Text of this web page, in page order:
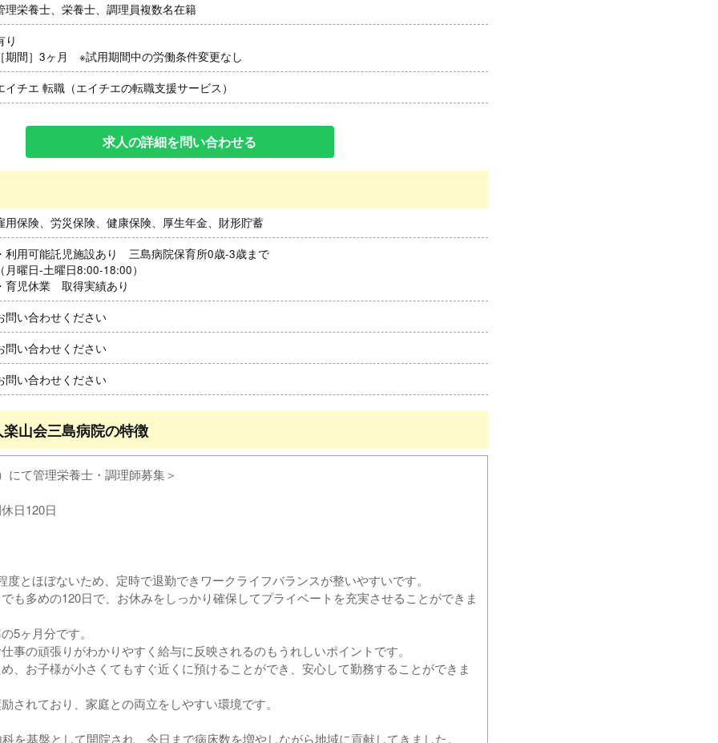
理栄養士、栄養士、調理員複数名在籍
り
［期間］3ヶ月 ※試用期間中の労働条件変更なし
イチエ 転職（エイチエの転職支援サービス）
求人の詳細を問い合わせる
用保険、労災保険、健康保険、厚生年金、財形貯蓄
・利用可能託児施設あり 三島病院保育所0歳-3歳まで
（月曜日‐土曜日8:00-18:00）
・育児休業 取得実績あり
問い合わせください
問い合わせください
問い合わせください
山会三島病院の特徴
にて管理栄養士・調理師募集＞
日120日
度とほぼないため、定時で退勤できワークライフバランスが整いやすいです。
も多めの120日で、お休みをしっかり確保してプライベートを充実させることができま
5ヶ月分です。
事の頑張りがわかりやすく給与に反映されるのもうれしいポイントです。
、お子様が小さくてもすぐ近くに預けることができ、安心して勤務することができま
されており、家庭との両立をしやすい環境です。
を基盤として開院され、今日まで病床数を増やしながら地域に貢献してきました。